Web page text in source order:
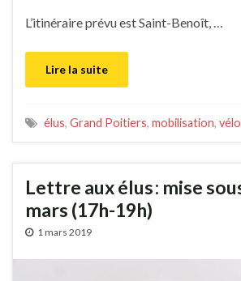
L’itinéraire prévu est Saint-Benoît, …
Lire la suite
élus, Grand Poitiers, mobilisation,
Lettre aux élus : mise
mars (17h-19h)
1 mars 2019